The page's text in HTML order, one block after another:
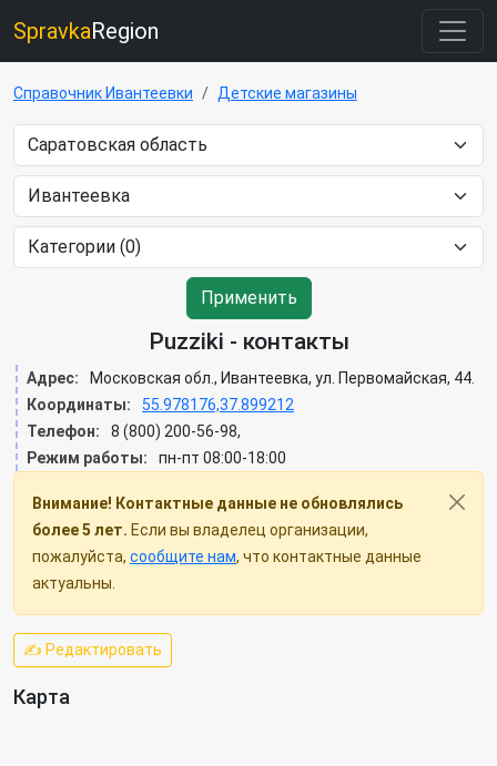
SpravkaRegion
Справочник Ивантеевки Детские магазины
Применить
Puzziki - контакты
Адрес:
Московская обл., Ивантеевка, ул. Первомайская, 44.
Координаты:
55.978176,37.899212
Телефон:
8 (800) 200-56-98,
Режим работы:
пн-пт 08:00-18:00
Внимание! Контактные данные не обновлялись
более 5 лет. Если вы владелец организации,
пожалуйста, сообщите нам, что контактные данные
актуальны.
✍ Редактировать
Карта